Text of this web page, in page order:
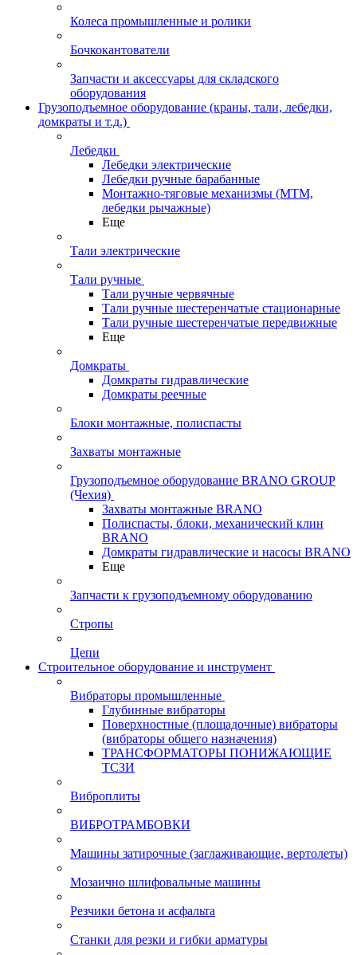
Колеса промышленные и ролики
Бочкокантователи
Запчасти и аксессуары для складского
оборудования
Грузоподъемное оборудование (краны, тали, лебедки,
домкраты и т.д.)
Лебедки
Лебедки электрические
Лебедки ручные барабанные
Монтажно-тяговые механизмы (МТМ,
лебедки рычажные)
Еще
Тали электрические
Тали ручные
Тали ручные червячные
Тали ручные шестеренчатые стационарные
Тали ручные шестеренчатые передвижные
Еще
Домкраты
Домкраты гидравлические
Домкраты реечные
Блоки монтажные, полиспасты
Захваты монтажные
Грузоподъемное оборудование BRANO GROUP
(Чехия)
Захваты монтажные BRANO
Полиспасты, блоки, механический клин
BRANO
Домкраты гидравлические и насосы BRANO
Еще
Запчасти к грузоподъемному оборудованию
Стропы
Цепи
Строительное оборудование и инструмент
Вибраторы промышленные
Глубинные вибраторы
Поверхностные (площадочные) вибраторы
(вибраторы общего назначения)
ТРАНСФОРМАТОРЫ ПОНИЖАЮЩИЕ
ТСЗИ
Виброплиты
ВИБРОТРАМБОВКИ
Машины затирочные (заглаживающие, вертолеты)
Мозаично шлифовальные машины
Резчики бетона и асфальта
Станки для резки и гибки арматуры